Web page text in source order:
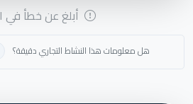
أبلغ عن خطأ في
هل معلومات هذا النشاط التجاري دقيقة؟